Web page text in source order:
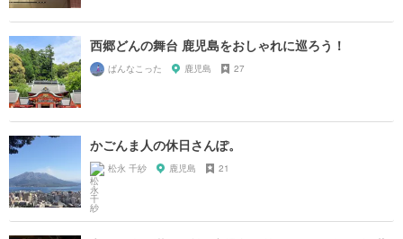
西郷どんの舞台 鹿児島をおしゃれに巡ろう！
ぱんなこった 鹿児島 27
かごんま人の休日さんぽ。
松永 千紗 鹿児島 21